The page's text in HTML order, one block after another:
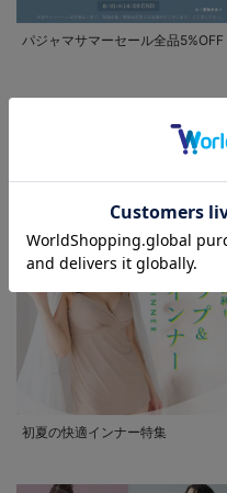
パジャマサマーセール全品5%OFF
マタニテ
初夏の快適インナー特集
お気に入